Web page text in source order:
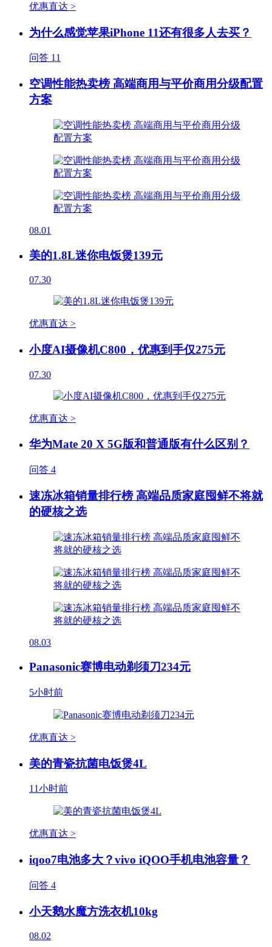
优惠直达 >
为什么感觉苹果iPhone 11还有很多人去买？
问答 11
空调性能热卖榜 高端商用与平价商用分级配置
方案
08.01
美的1.8L迷你电饭煲139元
07.30
优惠直达 >
小度AI摄像机C800，优惠到手仅275元
07.30
优惠直达 >
华为Mate 20 X 5G版和普通版有什么区别？
问答 4
速冻冰箱销量排行榜 高端品质家庭囤鲜不将就
的硬核之选
08.03
Panasonic赛博电动剃须刀234元
5小时前
优惠直达 >
美的青瓷抗菌电饭煲4L
11小时前
优惠直达 >
iqoo7电池多大？vivo iQOO手机电池容量？
问答 4
小天鹅水魔方洗衣机10kg
08.02